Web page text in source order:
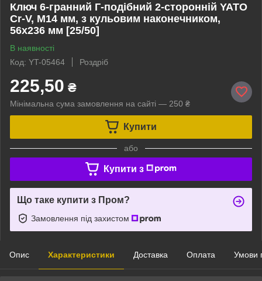
Ключ 6-гранний Г-подібний 2-сторонній YATO
Cr-V, М14 мм, з кульовим наконечником,
56х236 мм [25/50]
В наявності
Код: YT-05464
Роздріб
225,50 ₴
Мінімальна сума замовлення на сайті — 250 ₴
Купити
або
Купити з
Що таке купити з Пром?
Замовлення під захистом
Опис Характеристики Доставка Оплата Умови